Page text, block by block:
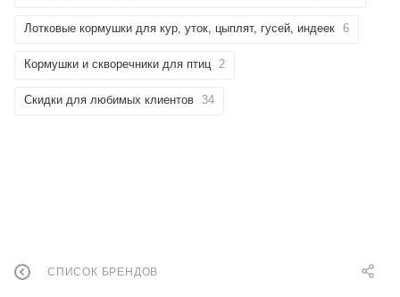
Лотковые кормушки для кур, уток, цыплят, гусей, индеек 6
Кормушки и скворечники для птиц 2
Скидки для любимых клиентов 34
СПИСОК БРЕНДОВ